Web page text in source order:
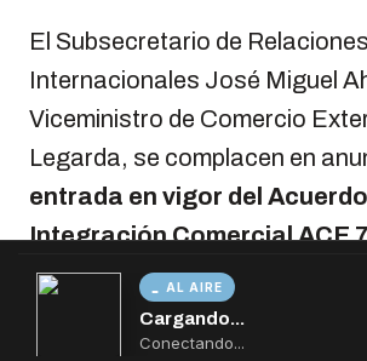
AL AIRE
Cargando...
Conectando...